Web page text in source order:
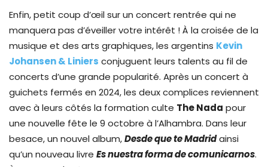
Enfin, petit coup d’œil sur un concert rentrée qui ne
manquera pas d’éveiller votre intérêt ! À la croisée de la
musique et des arts graphiques, les argentins Kevin
Johansen & Liniers conjuguent leurs talents au fil de
concerts d’une grande popularité. Après un concert à
guichets fermés en 2024, les deux complices reviennent
avec à leurs côtés la formation culte The Nada pour
une nouvelle fête le 9 octobre à l’Alhambra. Dans leur
besace, un nouvel album,Desde que te Madridainsi
qu’un nouveau livre Es nuestra forma de comunicarnos.